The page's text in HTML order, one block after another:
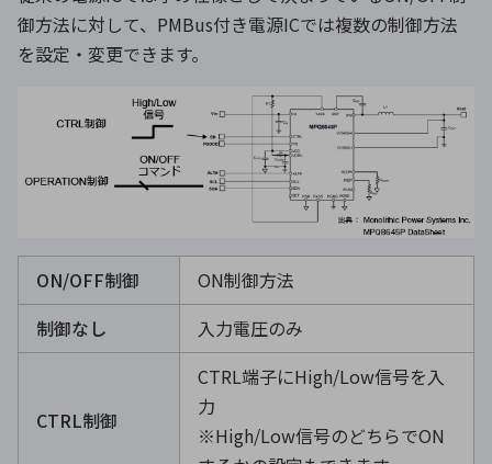
御方法に対して、PMBus付き電源ICでは複数の制御方法
を設定・変更できます。
ON/OFF制御
ON制御方法
制御なし
入力電圧のみ
CTRL制御
CTRL端子にHigh/Low信号を入
力
※High/Low信号のどちらでON